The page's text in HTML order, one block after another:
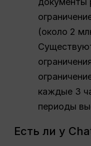
(около 2
каждые 3
периоды
Есть ли у